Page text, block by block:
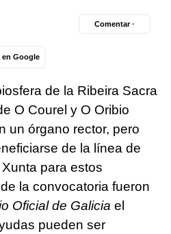
en Google
Comentar ·
de la Ribeira Sacra
O Courel y O Oribio
un órgano rector, pero
de la línea de
para estos
la convocatoria fueron
Oficial de Galicia el
pueden ser